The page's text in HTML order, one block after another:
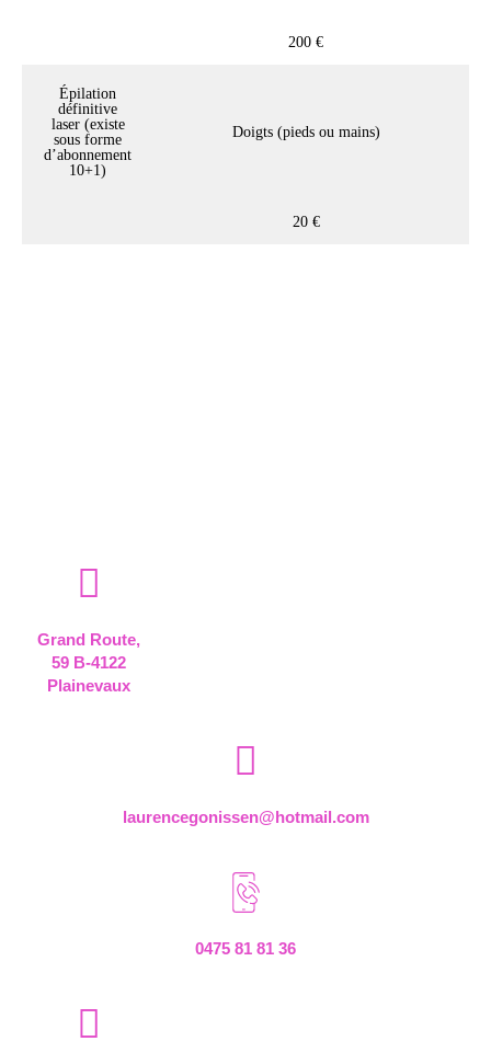
200 €
Épilation
définitive
laser (existe
sous forme
d’abonnement
10+1)
Doigts (pieds ou mains)
20 €
Grand Route,
59 B-4122
Plainevaux
laurencegonissen@hotmail.com
0475 81 81 36